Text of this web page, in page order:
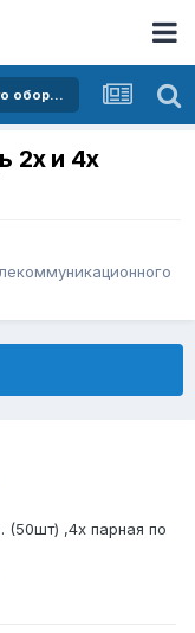
Покупка и продажа телекоммуникационного оборудования
2х и 4х
(50шт) ,4х парная по